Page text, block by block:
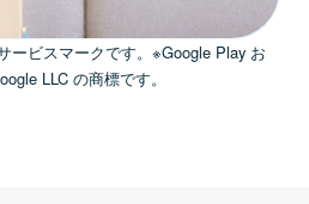
ービスマークです。※Google Play お
LLC の商標です。